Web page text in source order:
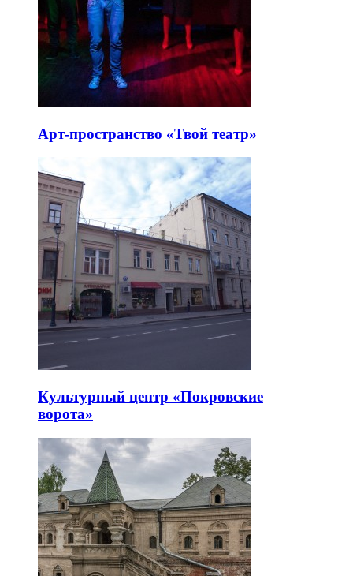
Арт-пространство «Твой театр»
Культурный центр «Покровские
ворота»